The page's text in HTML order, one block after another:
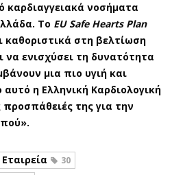
νοσήματα
Το EU Safe Hearts Plan
καθοριστικά στη βελτίωση
ενισχύσει τη δυνατότητα
μια πιο υγιή και
η Ελληνική Καρδιολογική
προσπάθειές της για την
30